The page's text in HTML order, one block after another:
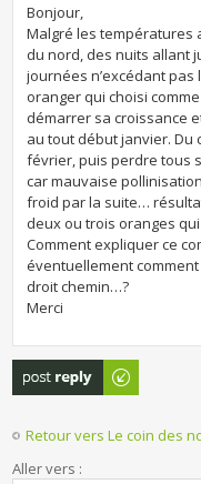
Bonjour,
Malgré les températures
du nord, des nuits allant
journées n’excédant pas
oranger qui choisi
démarrer sa croissance
au tout début janvier. Du
février, puis perdre tous
car mauvaise
froid par la suite…
deux ou trois oranges
Comment expliquer ce
éventuellement
droit chemin…?
Merci
Publier une
réponse
Retour vers Le coin des
Aller vers :